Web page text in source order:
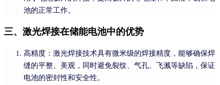
池的正常工作。
三、激光焊接在储能电池中的优势
高精度：激光焊接技术具有微米级的焊接精度，能够确保焊
缝的平整、美观，同时避免裂纹、气孔、飞溅等缺陷，保证
电池的密封性和安全性。